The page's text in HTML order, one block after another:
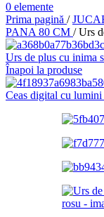
0 elemente
Prima pagină /
PANA 80 CM / Urs
Urs de plus cu inima
Înapoi la produse
Ceas digital cu